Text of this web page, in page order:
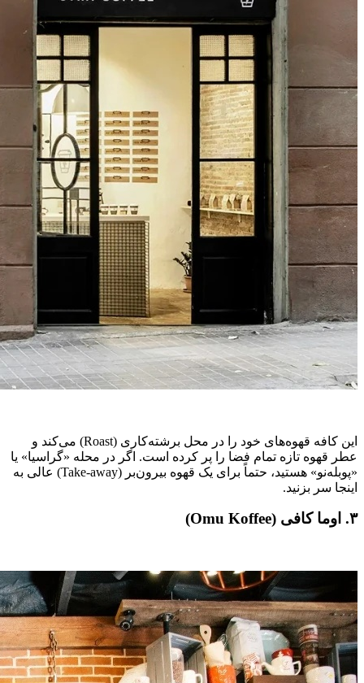
این کافه قهوه‌های خود را در محل برشته‌کاری (Roast) می‌کند و
عطر قهوه تازه تمام فضا را پر کرده است. اگر در محله «گراسیا» یا
«پوبله‌نو» هستید، حتماً برای یک قهوه بیرون‌بر (Take-away) عالی به
اینجا سر بزنید.
۳. اوما کافی (Omu Koffee)